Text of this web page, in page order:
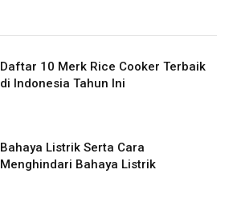
Daftar 10 Merk Rice Cooker Terbaik
di Indonesia Tahun Ini
Bahaya Listrik Serta Cara
Menghindari Bahaya Listrik